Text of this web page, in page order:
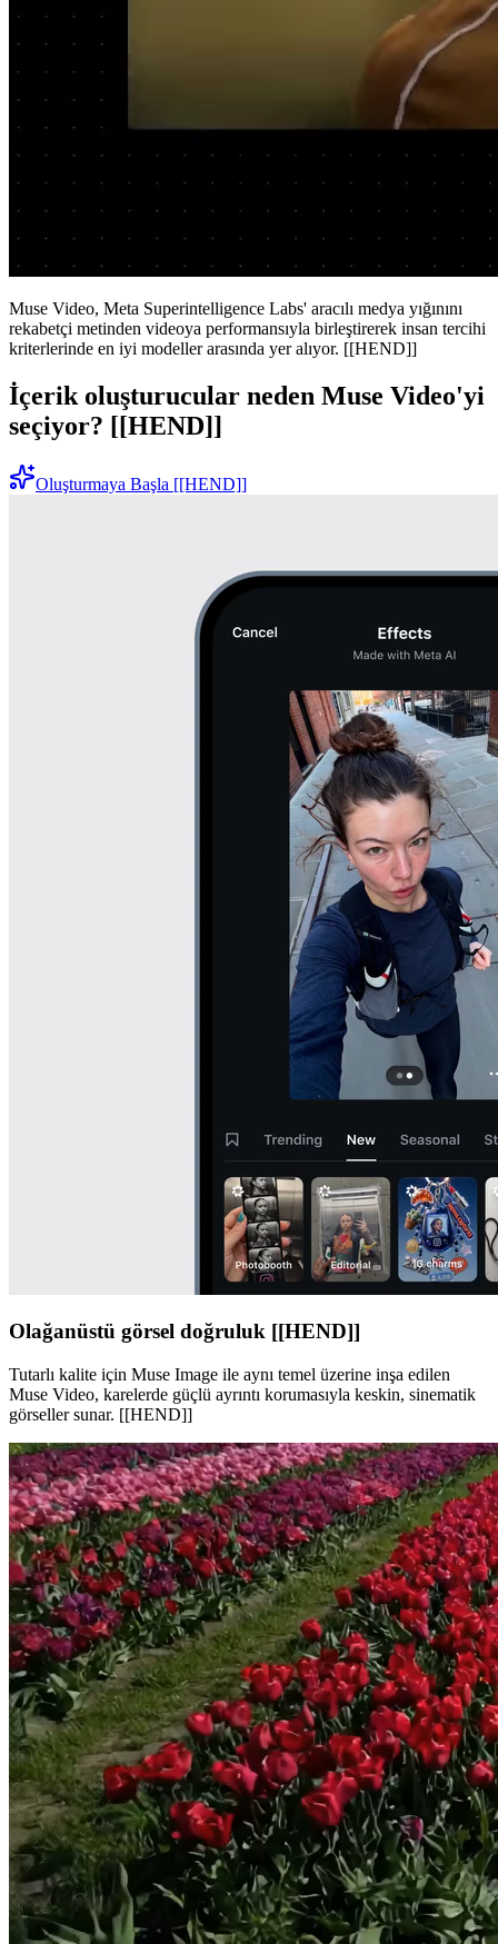
Muse Video, Meta Superintelligence Labs' aracılı medya yığınını
rekabetçi metinden videoya performansıyla birleştirerek insan tercihi
kriterlerinde en iyi modeller arasında yer alıyor. [[HEND]]
İçerik oluşturucular neden Muse Video'yi
seçiyor? [[HEND]]
Oluşturmaya Başla [[HEND]]
Olağanüstü görsel doğruluk [[HEND]]
Tutarlı kalite için Muse Image ile aynı temel üzerine inşa edilen
Muse Video, karelerde güçlü ayrıntı korumasıyla keskin, sinematik
görseller sunar. [[HEND]]